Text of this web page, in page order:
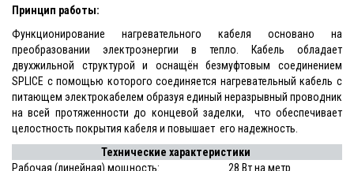
Принцип работы:
Функционирование нагревательного кабеля основано на
преобразовании электроэнергии в тепло. Кабель обладает
двухжильной структурой и оснащён безмуфтовым соединением
SPLICE с помощью которого соединяется нагревательный кабель с
питающем электрокабелем образуя единый неразрывный проводник
на всей протяженности до концевой заделки, что обеспечивает
целостность покрытия кабеля и повышает его надежность.
Технические характеристики
Рабочая (линейная) мощность:
28 Вт на метр